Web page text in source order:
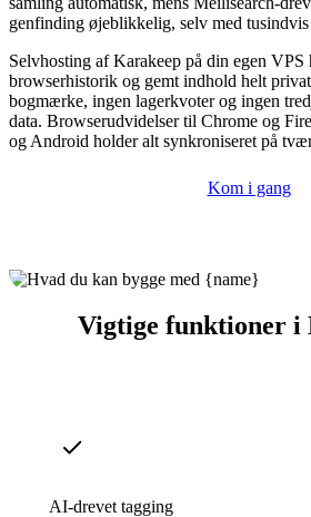
genfinding øjeblikkelig, selv med tusindvis
Selvhosting af Karakeep på din egen VPS
browserhistorik og gemt indhold helt
bogmærke, ingen lagerkvoter og ingen
data. Browserudvidelser til Chrome og
og Android holder alt synkroniseret på
Kom i gang
Vigtige funktioner i
AI-drevet tagging